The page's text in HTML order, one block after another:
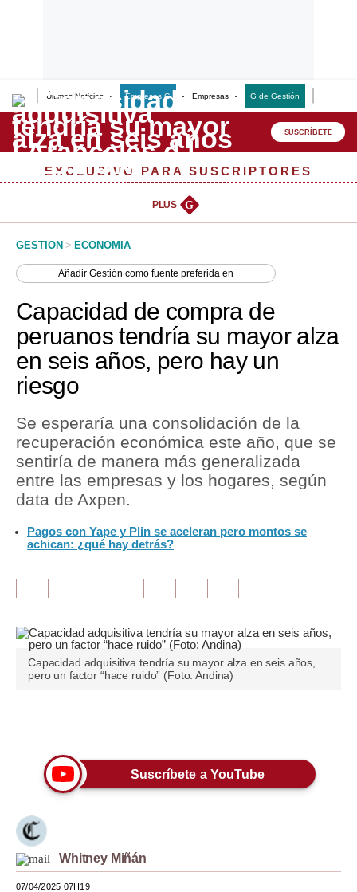
Últimas Noticias Empresas G Empresas G de Gestión
Lo último
Peru Quiosco
Management & Empleo
Perú
Política
Tu Dinero
Finanzas Personales
Inmobiliarias
Plus G
Editorial
Pregunta de hoy
Tendencias
Lujo
Estilos
EEUU
México
SUSCRÍBETE
EXCLUSIVO PARA SUSCRIPTORES
PLUS G
GESTION > ECONOMIA
AñadirGestión como fuente preferida en
Capacidad de compra de
peruanos tendría su mayor alza
en seis años, pero hay un
riesgo
Se esperaría una consolidación de la
recuperación económica este año, que se
sentiría de manera más generalizada
entre las empresas y los hogares, según
data de Axpen.
Pagos con Yape y Plin se aceleran pero montos se
achican: ¿qué hay detrás?
Capacidad adquisitiva tendría su mayor alza en seis años,
pero un factor “hace ruido” (Foto: Andina)
Suscríbete a YouTube
Whitney Miñán
07/04/2025 07H19